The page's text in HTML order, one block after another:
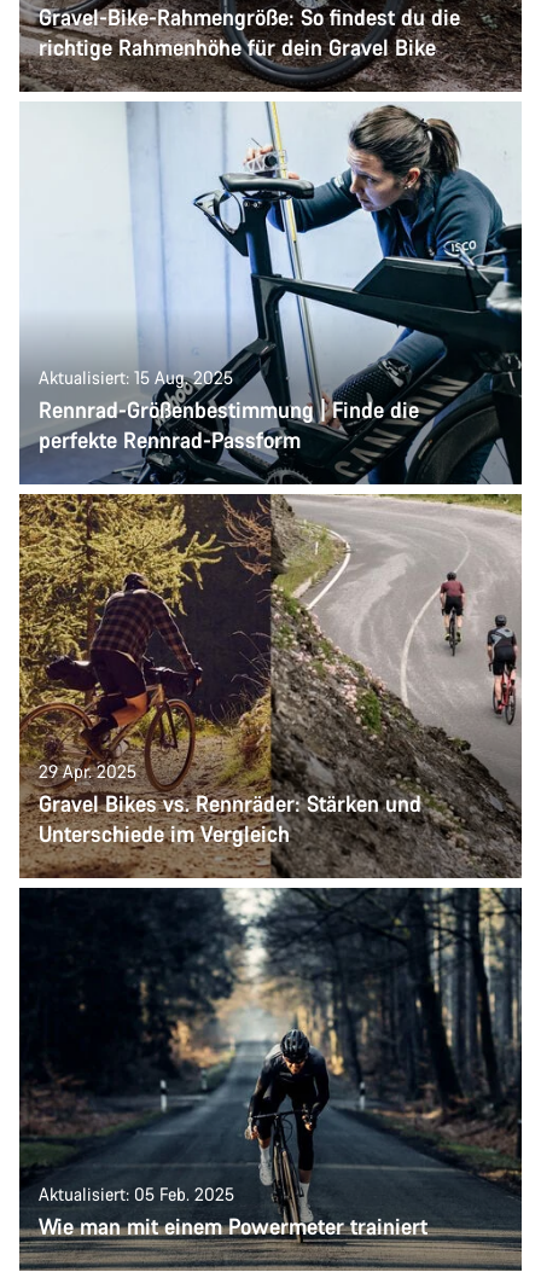
Gravel-Bike-Rahmengröße: So findest du die
richtige Rahmenhöhe für dein Gravel Bike
Aktualisiert: 15 Aug. 2025
Rennrad-Größenbestimmung | Finde die
perfekte Rennrad-Passform
29 Apr. 2025
Gravel Bikes vs. Rennräder: Stärken und
Unterschiede im Vergleich
Aktualisiert: 05 Feb. 2025
Wie man mit einem Powermeter trainiert